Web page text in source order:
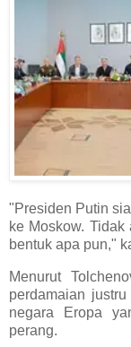
"Presiden Putin
ke Moskow.
bentuk apa pun,"
Menurut
perdamaian
negara Eropa
perang.